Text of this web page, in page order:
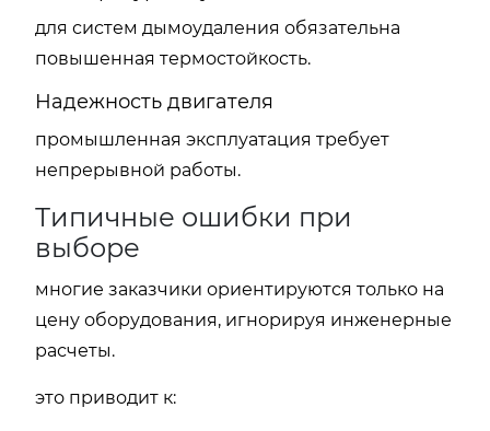
для систем дымоудаления обязательна
повышенная термостойкость.
Надежность двигателя
промышленная эксплуатация требует
непрерывной работы.
Типичные ошибки при
выборе
многие заказчики ориентируются только на
цену оборудования, игнорируя инженерные
расчеты.
это приводит к: